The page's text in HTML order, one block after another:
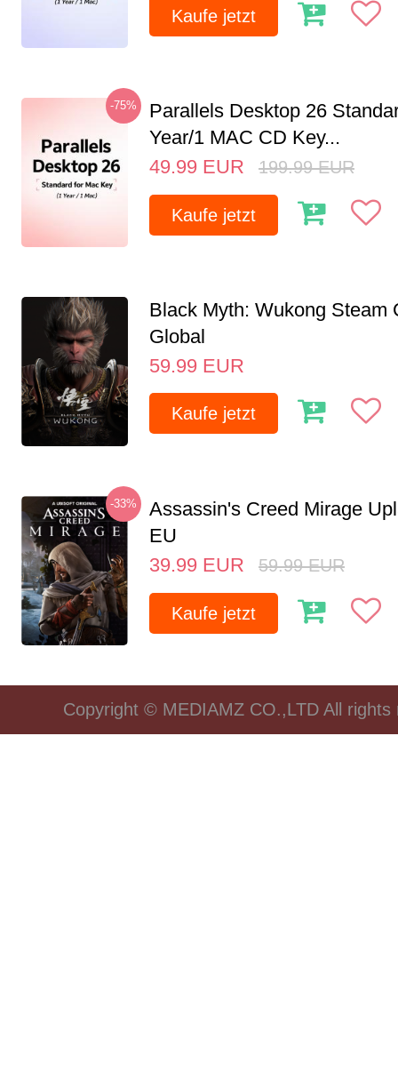
Kaufe jetzt
-75%
Parallels Desktop 26
Year/1 MAC CD Key...
49.99 EUR 199.99 EUR
Kaufe jetzt
Black Myth: Wukong Steam
Global
59.99 EUR
Kaufe jetzt
-33%
Assassin's Creed Mirage
EU
39.99 EUR 59.99 EUR
Kaufe jetzt
Copyright © MEDIAMZ CO.,LTD All rights